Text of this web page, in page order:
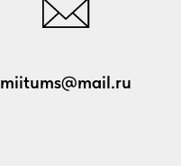
miitums@mail.ru